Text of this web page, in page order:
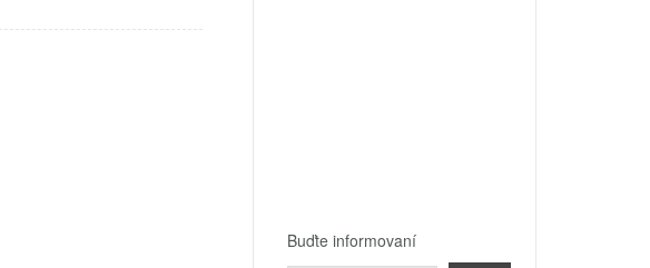
snížíte
Buďte informovaní